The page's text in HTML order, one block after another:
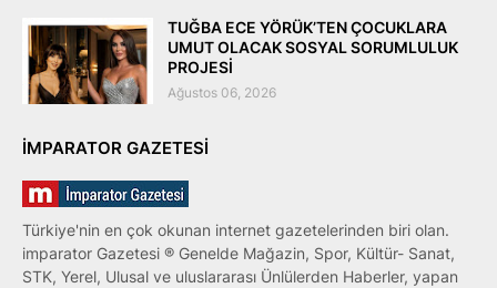
TUĞBA ECE YÖRÜK’TEN ÇOCUKLARA
UMUT OLACAK SOSYAL SORUMLULUK
PROJESİ
Ağustos 06, 2026
IMPARATOR GAZETESI
Türkiye'nin en çok okunan internet gazetelerinden biri olan.
imparator Gazetesi ® Genelde Mağazin, Spor, Kültür- Sanat,
STK, Yerel, Ulusal ve uluslararası Ünlülerden Haberler, yapan